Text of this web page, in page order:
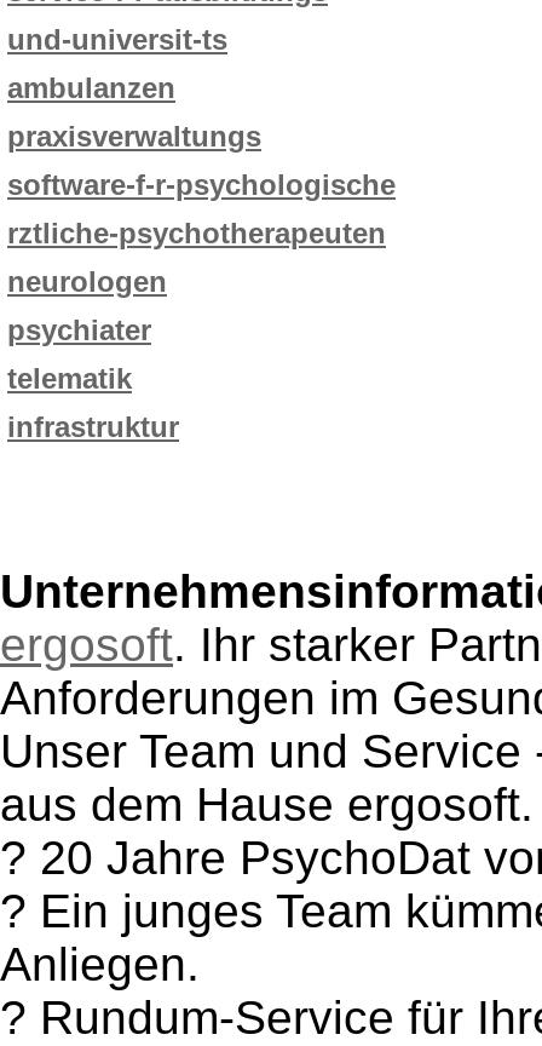
und-universit-ts
ambulanzen
praxisverwaltungs
software-f-r-psychologische
rztliche-psychotherapeuten
neurologen
psychiater
telematik
infrastruktur
ergosoft. Ihr starker
Anforderungen im
Unser Team und
aus dem Hause ergosoft.
? 20 Jahre PsychoDat
? Ein junges Team
Anliegen.
? Rundum-Service für